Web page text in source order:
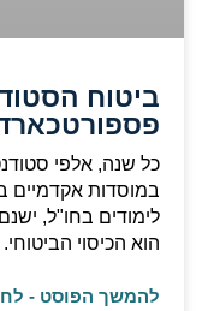
ביטוח
כל שנה, אלפי
במוסדות אקדמיים
לימודים בחו"ל,
הוא הכיסוי
להמשך הפוסט -